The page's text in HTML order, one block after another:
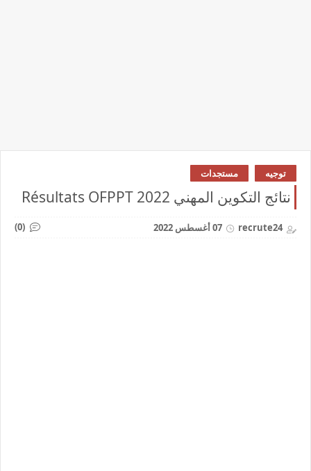
توجيه مستجدات
نتائج التكوين المهني 2022 Résultats OFPPT
recrute24 07 أغسطس 2022 (0)